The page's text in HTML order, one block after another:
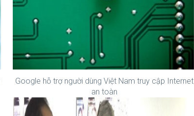
Google hỗ trợ người dùng Việt Nam truy cập Internet
an toàn